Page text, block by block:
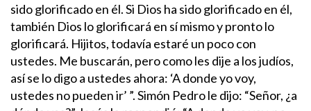
sido glorificado en él. Si Dios ha sido glorificado en él,
también Dios lo glorificará en sí mismo y pronto lo
glorificará. Hijitos, todavía estaré un poco con
ustedes. Me buscarán, pero como les dije a los judíos,
así se lo digo a ustedes ahora: ‘A donde yo voy,
ustedes no pueden ir’ ”. Simón Pedro le dijo: “Señor, ¿a